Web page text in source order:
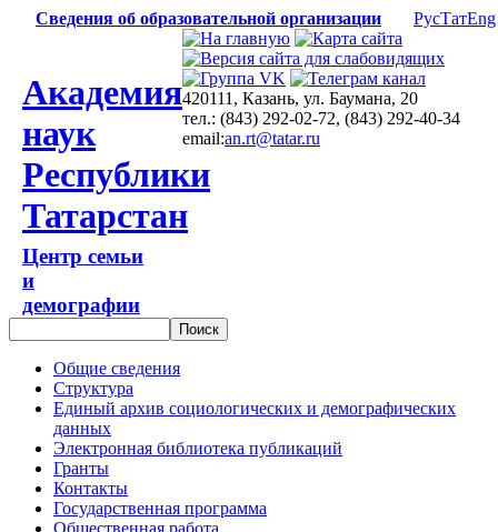
Сведения об образовательной организации РусТатEng
Академия
наук
Республики
Татарстан
Центр семьи
и
демографии
420111, Казань, ул. Баумана, 20
тел.: (843) 292-02-72, (843) 292-40-34
email:an.rt@tatar.ru
Общие сведения
Структура
Единый архив социологических и демографических
данных
Электронная библиотека публикаций
Гранты
Контакты
Государственная программа
Общественная работа